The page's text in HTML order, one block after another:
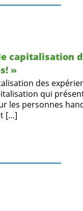
capitalisation
»
des
qui
les personnes
[…]